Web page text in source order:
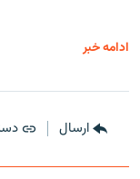
ادامه خبر
ارسال